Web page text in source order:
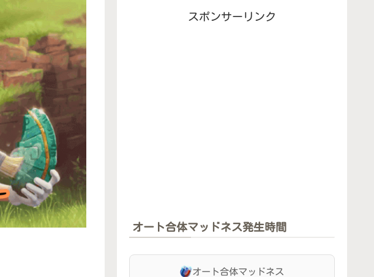
スポンサーリンク
オート合体マッドネス発生時間
オート合体マッドネス